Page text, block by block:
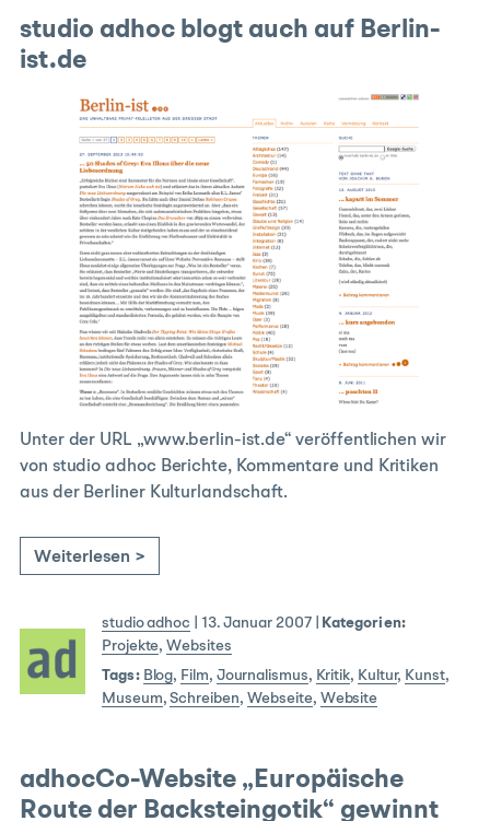
studio adhoc blogt auch auf Berlin-
ist.de
Unter der URL „www.berlin-ist.de“ veröffentlichen wir
von studio adhoc Berichte, Kommentare und Kritiken
aus der Berliner Kulturlandschaft.
Weiterlesen >
studio adhoc 13. Januar 2007|
Kategorien:
Projekte,Websites
Tags: Blog, Film, Journalismus, Kritik, Kultur, Kunst,
Museum,Schreiben, Webseite, Website
adhocCo-Website „Europäische
Route der Backsteingotik“ gewinnt